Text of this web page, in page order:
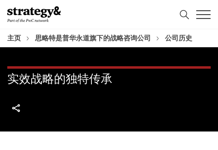
Skip
to
Skip
to
主页 思略特是普华永道旗下的战略咨询公司 公司历史
实效战略的独特传承